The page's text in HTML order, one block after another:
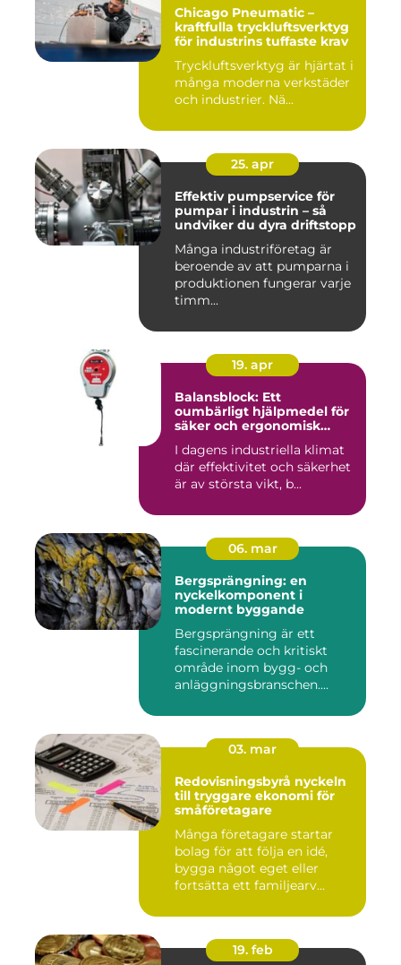
Chicago Pneumatic –
kraftfulla tryckluftsverktyg
för industrins tuffaste krav
Tryckluftsverktyg är hjärtat i
många moderna verkstäder
och industrier. Nä...
25. apr
Effektiv pumpservice för
pumpar i industrin – så
undviker du dyra driftstopp
Många industriföretag är
beroende av att pumparna i
produktionen fungerar varje
timm...
19. apr
Balansblock: Ett
oumbärligt hjälpmedel för
säker och ergonomisk
I dagens industriella klimat
där effektivitet och säkerhet
är av största vikt, b...
06. mar
Bergsprängning: en
nyckelkomponent i
modernt byggande
Bergsprängning är ett
fascinerande och kritiskt
område inom bygg- och
anläggningsbranschen.
03. mar
Redovisningsbyrå nyckeln
till tryggare ekonomi för
småföretagare
Många företagare startar
bolag för att följa en idé,
bygga något eget eller
fortsätta ett familjearv...
19. feb